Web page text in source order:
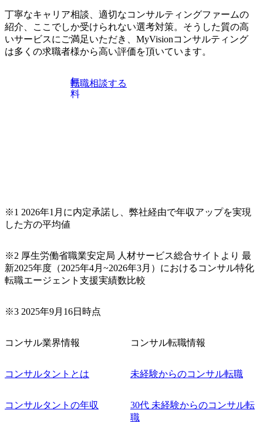
ィング・グループ出身者等 (https://www.xspear.co.jp/member/ta
keto_kajita/)） 多様なメンバー、多様なプロジェクトによる
自己成長機会が多く、新たなチャレンジが可能 100名規模に
も関わらず、外資系戦略コンサルティングファームや総合
り、常に刺激を受けながらプロジェクトワークが可能 総合
コンサルティングファームの名の通り、全方位のクライア
サルティングファームの立ち上げフェーズに関わることが
できる 豊富な経験を持つコンサル経験者の場合は、自らチ
ーションの開発 など) シンプレクスの顧客基盤、エンジニ
アケイパビリティを活かた確度の高い事業立ち上げが経験
できる 2026年8月21日(金) 19:30〜21:30 (19:20開場) 2026年8
く可能性がございます。 このたび、ファーム経験者の方を
できる機会ですので、ぜひご参加ください。 当日はXspear
名参加する予定です！ ●費用 : 無料 虎ノ門ヒルズ付近 ※詳
している方
※顔出しは不要です。ご質問頂く際のみ、顔出ししていた
だければと存じます。
丁寧なキャリア相談、適切なコンサルティングファームの
紹介、ここでしか受けられない選考対策。そうした質の高
いサービスにご満足いただき、MyVisionコンサルティング
は多くの求職者様から高い評価を頂いています。
無
料
転職相談する
※1 2026年1月に内定承諾し、弊社経由で年収アップを実現
した方の平均値
※2 厚生労働省職業安定局 人材サービス総合サイトより 最
新2025年度（2025年4月~2026年3月）におけるコンサル特化
転職エージェント支援実績数比較
※3 2025年9月16日時点
コンサル業界情報
コンサルタントとは
コンサルタントの年収
コンサル転職情報
未経験からのコンサル転職
30代 未経験からのコンサル転
職